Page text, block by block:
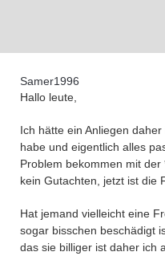
Samer1996
Hallo leute,
Ich hätte ein Anliegen
habe und eigentlich alles
Problem bekommen mit
kein Gutachten, jetzt ist die
Hat jemand vielleicht eine
sogar bisschen beschädigt
das sie billiger ist daher ich